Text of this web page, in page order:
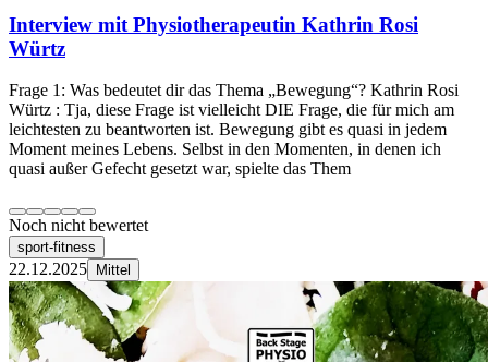
Interview mit Physiotherapeutin Kathrin Rosi
Würtz
Frage 1: Was bedeutet dir das Thema „Bewegung“? Kathrin Rosi
Würtz : Tja, diese Frage ist vielleicht DIE Frage, die für mich am
leichtesten zu beantworten ist. Bewegung gibt es quasi in jedem
Moment meines Lebens. Selbst in den Momenten, in denen ich
quasi außer Gefecht gesetzt war, spielte das Them
Noch nicht bewertet
sport-fitness
22.12.2025 Mittel